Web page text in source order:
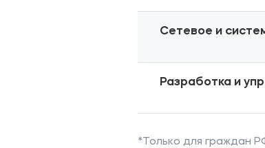
Сетевое и
Разработка и
*Только для граждан